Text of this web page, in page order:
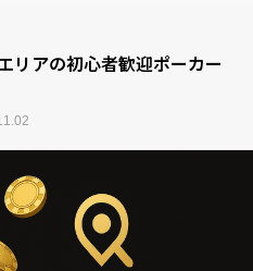
アの初心者歓迎ポーカー